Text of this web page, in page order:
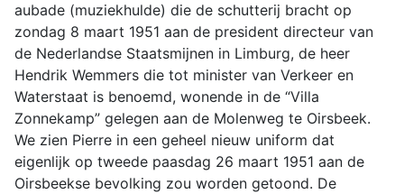
aubade (muziekhulde) die de schutterij bracht op
zondag 8 maart 1951 aan de president directeur van
de Nederlandse Staatsmijnen in Limburg, de heer
Hendrik Wemmers die tot minister van Verkeer en
Waterstaat is benoemd, wonende in de “Villa
Zonnekamp” gelegen aan de Molenweg te Oirsbeek.
We zien Pierre in een geheel nieuw uniform dat
eigenlijk op tweede paasdag 26 maart 1951 aan de
Oirsbeekse bevolking zou worden getoond. De